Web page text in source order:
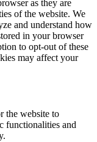
as they are
of the website. We
and understand how
in your browser
to opt-out of these
may affect your
the website to
functionalities and